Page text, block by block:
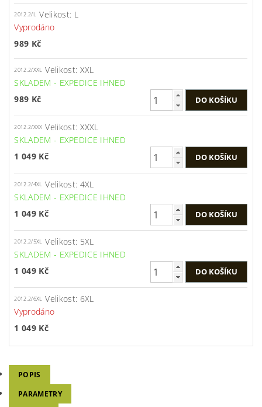
2012.2/L Velikost: L
Vyprodáno
989 Kč
2012.2/XXL Velikost: XXL
SKLADEM - EXPEDICE IHNED
989 Kč
2012.2/XXX Velikost: XXXL
SKLADEM - EXPEDICE IHNED
1 049 Kč
2012.2/4XL Velikost: 4XL
SKLADEM - EXPEDICE IHNED
1 049 Kč
2012.2/5XL Velikost: 5XL
SKLADEM - EXPEDICE IHNED
1 049 Kč
2012.2/6XL Velikost: 6XL
Vyprodáno
1 049 Kč
POPIS
PARAMETRY